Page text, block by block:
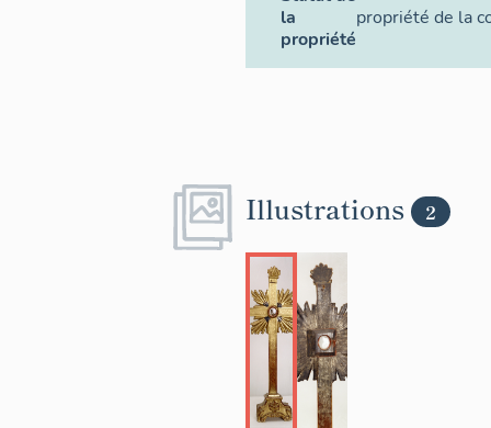
la
propriété
propriété de la
Illustrations 2